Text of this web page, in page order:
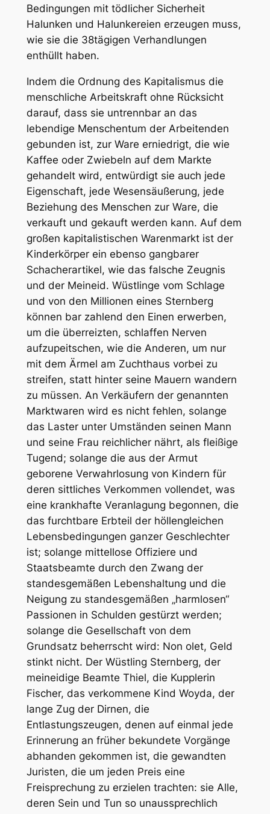
Bedingungen mit tödlicher Sicherheit
Halunken und Halunkereien erzeugen muss,
wie sie die 38tägigen Verhandlungen
enthüllt haben.
Indem die Ordnung des Kapitalismus die
menschliche Arbeitskraft ohne Rücksicht
darauf, dass sie untrennbar an das
lebendige Menschentum der Arbeitenden
gebunden ist, zur Ware erniedrigt, die wie
Kaffee oder Zwiebeln auf dem Markte
gehandelt wird, entwürdigt sie auch jede
Eigenschaft, jede Wesensäußerung, jede
Beziehung des Menschen zur Ware, die
verkauft und gekauft werden kann. Auf dem
großen kapitalistischen Warenmarkt ist der
Kinderkörper ein ebenso gangbarer
Schacherartikel, wie das falsche Zeugnis
und der Meineid. Wüstlinge vom Schlage
und von den Millionen eines Sternberg
können bar zahlend den Einen erwerben,
um die überreizten, schlaffen Nerven
aufzupeitschen, wie die Anderen, um nur
mit dem Ärmel am Zuchthaus vorbei zu
streifen, statt hinter seine Mauern wandern
zu müssen. An Verkäufern der genannten
Marktwaren wird es nicht fehlen, solange
das Laster unter Umständen seinen Mann
und seine Frau reichlicher nährt, als fleißige
Tugend; solange die aus der Armut
geborene Verwahrlosung von Kindern für
deren sittliches Verkommen vollendet, was
eine krankhafte Veranlagung begonnen, die
das furchtbare Erbteil der höllengleichen
Lebensbedingungen ganzer Geschlechter
ist; solange mittellose Offiziere und
Staatsbeamte durch den Zwang der
standesgemäßen Lebenshaltung und die
Neigung zu standesgemäßen „harmlosen“
Passionen in Schulden gestürzt werden;
solange die Gesellschaft von dem
Grundsatz beherrscht wird: Non olet, Geld
stinkt nicht. Der Wüstling Sternberg, der
meineidige Beamte Thiel, die Kupplerin
Fischer, das verkommene Kind Woyda, der
lange Zug der Dirnen, die
Entlastungszeugen, denen auf einmal jede
Erinnerung an früher bekundete Vorgänge
abhanden gekommen ist, die gewandten
Juristen, die um jeden Preis eine
Freisprechung zu erzielen trachten: sie Alle,
deren Sein und Tun so unaussprechlich